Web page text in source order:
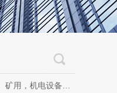
计、研发、制造、加工、销售、租凭、维修、安装、调试。